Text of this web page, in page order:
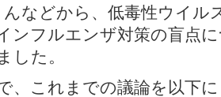
んなどから、低毒性ウイル
ンフルエンザ対策の盲点
した。
、これまでの議論を以下